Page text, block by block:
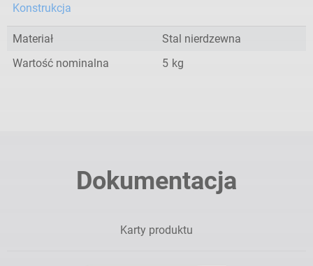
Konstrukcja
Materiał
Stal nierdzewna
Wartość nominalna
5 kg
Dokumentacja
Karty produktu